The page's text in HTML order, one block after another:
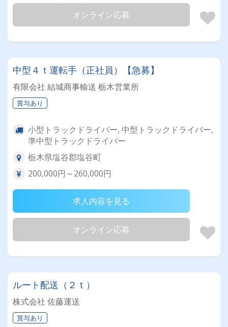
オンライン応募
中型４ｔ運転手（正社員）【急募】
有限会社 結城商事輸送 栃木営業所
賞与あり
小型トラックドライバー, 中型トラックドライバー,
準中型トラックドライバー
栃木県塩谷郡塩谷町
200,000円～260,000円
求人内容を見る
オンライン応募
ルート配送（２ｔ）
株式会社 佐藤運送
賞与あり